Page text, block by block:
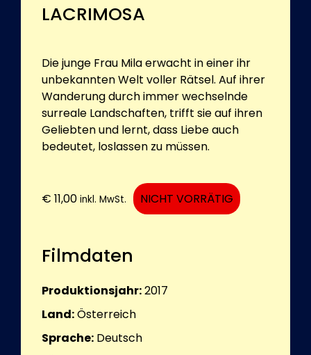
LACRIMOSA
Die junge Frau Mila erwacht in einer ihr
unbekannten Welt voller Rätsel. Auf ihrer
Wanderung durch immer wechselnde
surreale Landschaften, trifft sie auf ihren
Geliebten und lernt, dass Liebe auch
bedeutet, loslassen zu müssen.
€ 11,00 inkl. MwSt. NICHT VORRÄTIG
Filmdaten
Produktionsjahr:2017
Land:Österreich
Sprache: Deutsch